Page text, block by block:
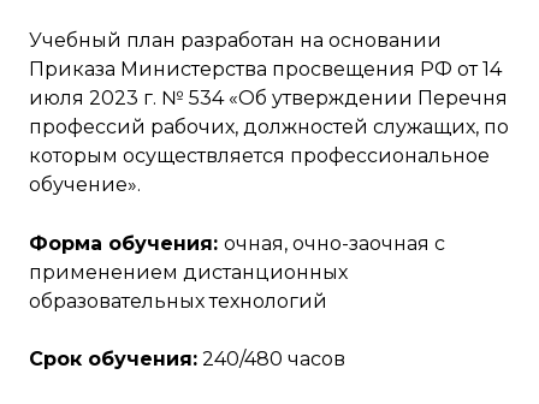
Учебный план разработан на основании
Приказа Министерства просвещения РФ от 14
июля 2023 г. № 534 «Об утверждении Перечня
профессий рабочих, должностей служащих, по
которым осуществляется профессиональное
обучение».
Форма обучения: очная, очно-заочная с
применением дистанционных
образовательных технологий
Срок обучения: 240/480 часов